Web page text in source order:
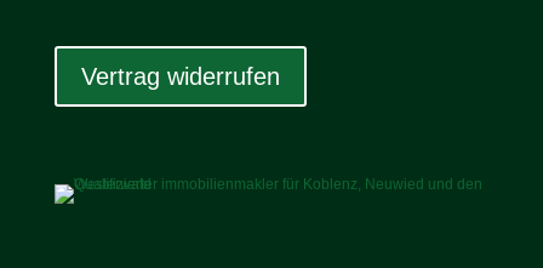
Vertrag widerrufen